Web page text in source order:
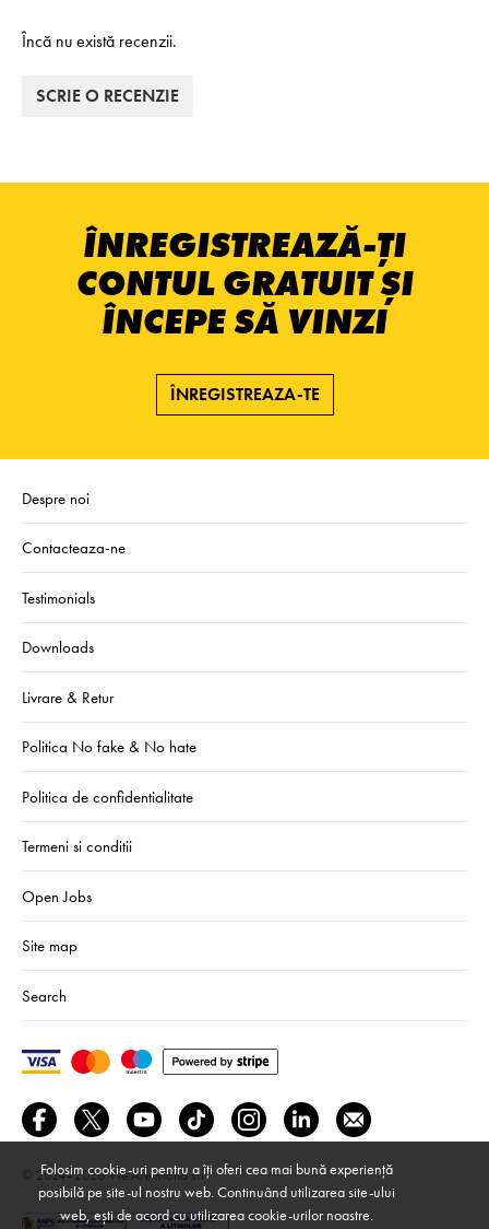
Încă nu există recenzii.
SCRIE O RECENZIE
ÎNREGISTREAZĂ-ȚI
CONTUL GRATUIT ȘI
ÎNCEPE SĂ VINZI
ÎNREGISTREAZA-TE
Despre noi
Contacteaza-ne
Testimonials
Downloads
Livrare & Retur
Politica No fake & No hate
Politica de confidentialitate
Termeni si conditii
Open Jobs
Site map
Search
© 2024–2026 We Are Mono srl
Folosim cookie-uri pentru a îți oferi cea mai bună experiență
posibilă pe site-ul nostru web. Continuând utilizarea site-ului
web, ești de acord cu utilizarea cookie-urilor noastre.